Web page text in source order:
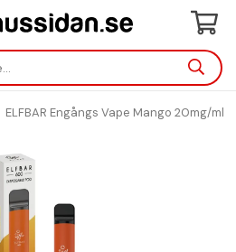
ELFBAR Engångs Vape Mango 20mg/ml